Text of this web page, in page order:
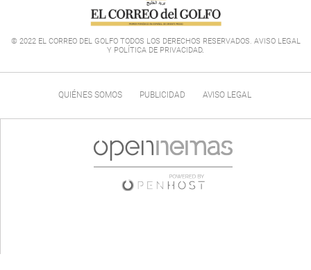
© 2022 EL CORREO DEL GOLFO TODOS LOS DERECHOS RESERVADOS. AVISO LEGAL
Y POLÍTICA DE PRIVACIDAD.
QUIÉNES SOMOS PUBLICIDAD AVISO LEGAL